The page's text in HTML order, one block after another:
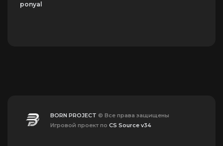
ponyal
BORN PROJECT © Все права защищены
Игровой проект по CS Source v34